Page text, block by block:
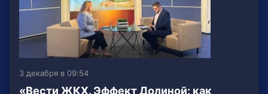
3 декабря в 09:54
«Вести ЖКХ. Эффект Долиной: как